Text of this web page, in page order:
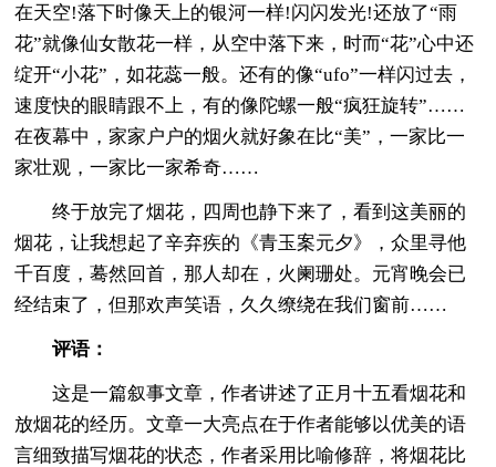
在天空!落下时像天上的银河一样!闪闪发光!还放了“雨
花”就像仙女散花一样，从空中落下来，时而“花”心中还
绽开“小花”，如花蕊一般。还有的像“ufo”一样闪过去，
速度快的眼睛跟不上，有的像陀螺一般“疯狂旋转”……
在夜幕中，家家户户的烟火就好象在比“美”，一家比一
家壮观，一家比一家希奇……
终于放完了烟花，四周也静下来了，看到这美丽的
烟花，让我想起了辛弃疾的《青玉案元夕》，众里寻他
千百度，蓦然回首，那人却在，火阑珊处。元宵晚会已
经结束了，但那欢声笑语，久久缭绕在我们窗前……
评语：
这是一篇叙事文章，作者讲述了正月十五看烟花和
放烟花的经历。文章一大亮点在于作者能够以优美的语
言细致描写烟花的状态，作者采用比喻修辞，将烟花比